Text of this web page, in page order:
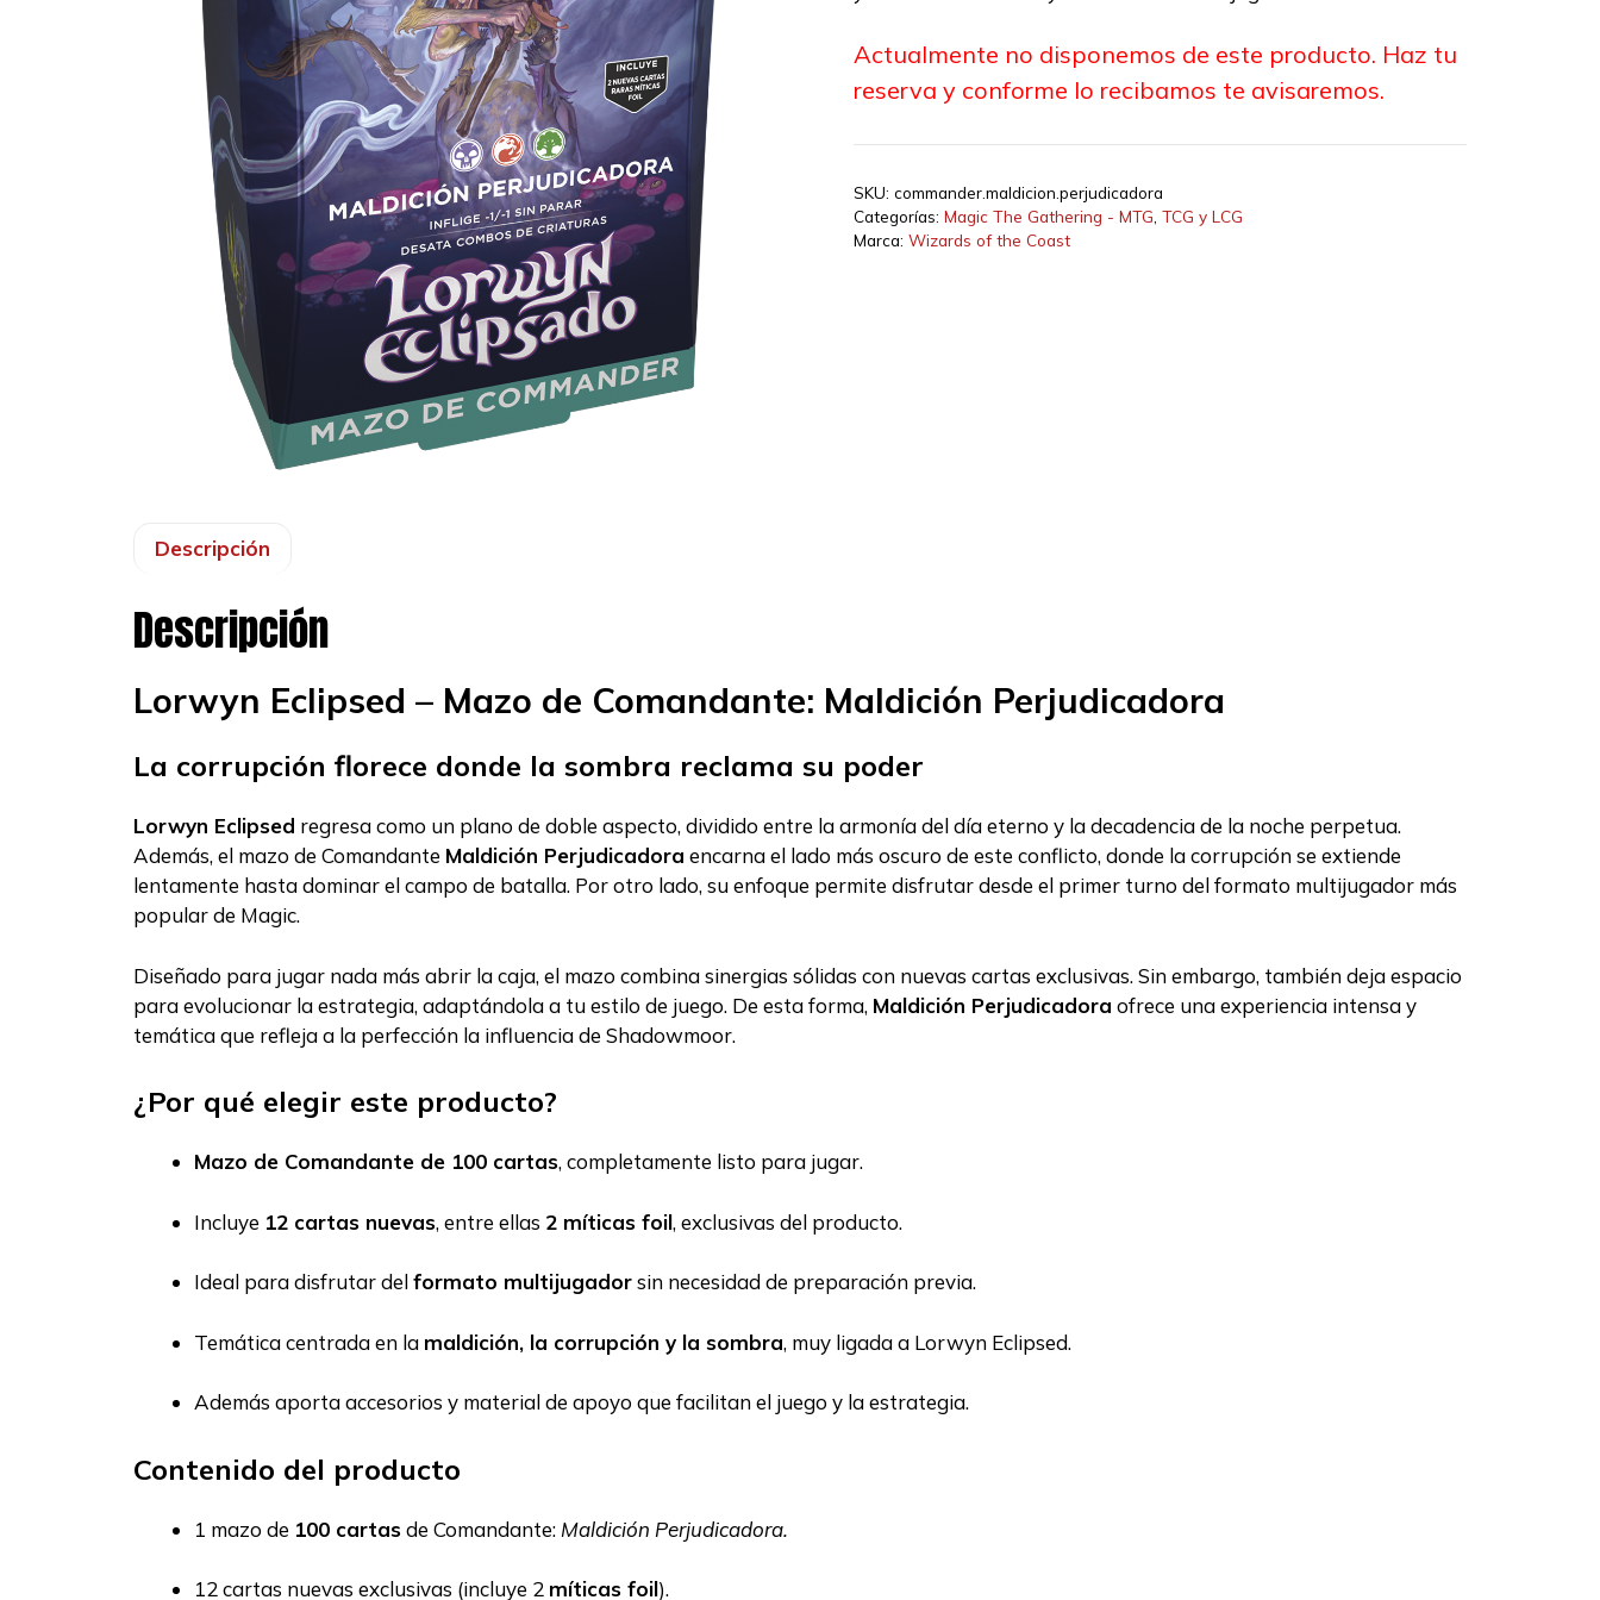
Actualmente no disponemos de este producto. Haz tu
reserva y conforme lo recibamos te avisaremos.
SKU: commander.maldicion.perjudicadora
Categorías: Magic The Gathering - MTG TCG y LCG
Marca: Wizards of the Coast
Descripción
Descripción
Lorwyn Eclipsed – Mazo de Comandante: Maldición Perjudicadora
La corrupción florece donde la sombra reclama su poder
Lorwyn Eclipsed regresa como un plano de doble aspecto, dividido entre la armonía del día eterno y la decadencia de la noche perpetua.
Además, el mazo de Comandante Maldición Perjudicadora encarna el lado más oscuro de este conflicto, donde la corrupción se extiende
lentamente hasta dominar el campo de batalla. Por otro lado, su enfoque permite disfrutar desde el primer turno del formato multijugador más
popular de Magic.
Diseñado para jugar nada más abrir la caja, el mazo combina sinergias sólidas con nuevas cartas exclusivas. Sin embargo, también deja espacio
para evolucionar la estrategia, adaptándola a tu estilo de juego. De esta forma, Maldición Perjudicadora ofrece una experiencia intensa y
temática que refleja a la perfección la influencia de Shadowmoor.
¿Por qué elegir este producto?
Mazo de Comandante de 100 cartas, completamente listo para jugar.
Incluye 12 cartas nuevas, entre ellas 2 míticas foil, exclusivas del producto.
Ideal para disfrutar delformato multijugadorsin necesidad de preparación previa.
Temática centrada en la maldición, la corrupción y la sombra, muy ligada a Lorwyn Eclipsed.
Además aporta accesorios y material de apoyo que facilitan el juego y la estrategia.
Contenido del producto
1 mazo de 100 cartasde Comandante: Maldición Perjudicadora.
12 cartas nuevas exclusivas (incluye 2 míticas foil).